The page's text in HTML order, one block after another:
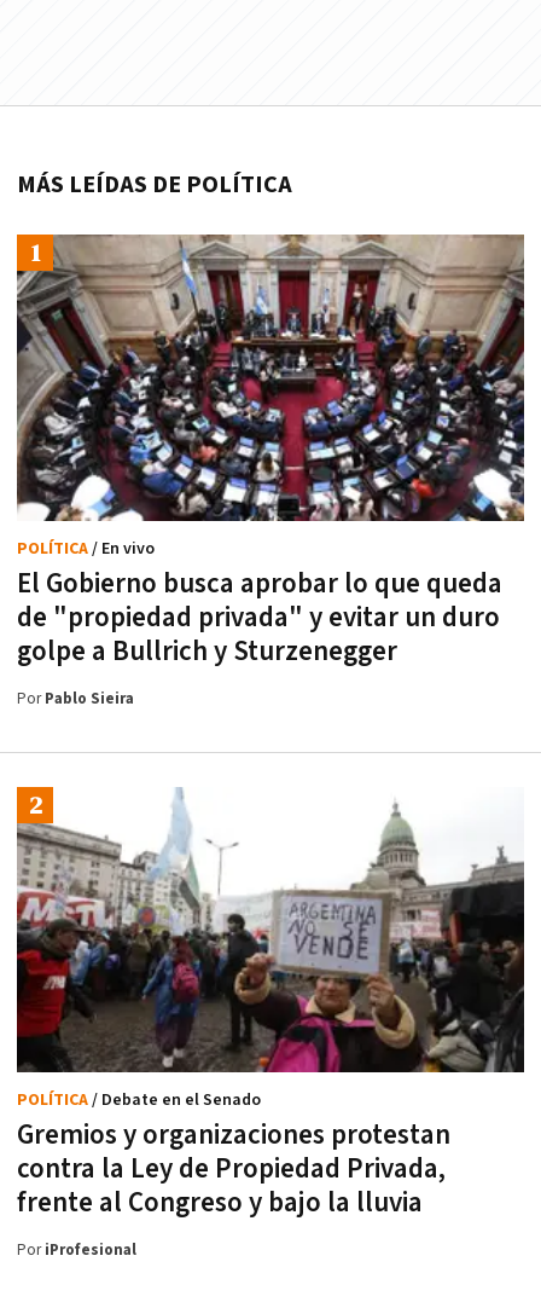
MÁS LEÍDAS DE POLÍTICA
El Gobierno busca aprobar lo que queda
de "propiedad privada" y evitar un duro
golpe a Bullrich y Sturzenegger
POLÍTICA/ En vivo
PorPablo Sieira
Gremios y organizaciones protestan
contra la Ley de Propiedad Privada,
frente al Congreso y bajo la lluvia
POLÍTICA/ Debate en el Senado
PoriProfesional